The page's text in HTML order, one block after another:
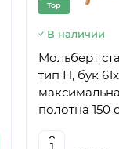
Top
В наличии
Мольберт
тип Н, бук
полотна 150